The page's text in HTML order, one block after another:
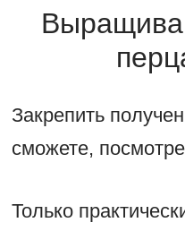
Закрепить
сможете,
Только